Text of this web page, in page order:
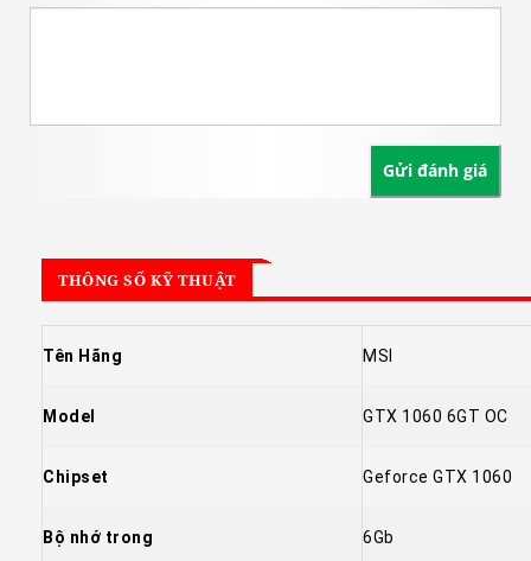
THÔNG SỐ KỸ THUẬT
Tên Hãng MSI
Model GTX 1060 6GT OC
Chipset Geforce GTX 1060
Bộ nhớ trong 6Gb